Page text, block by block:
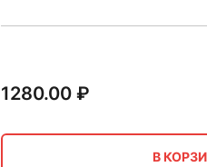
1280.00₽
В